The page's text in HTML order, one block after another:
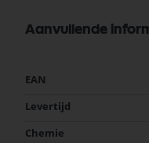
Aanvullende
Meer
EAN
Levertijd
Chemie